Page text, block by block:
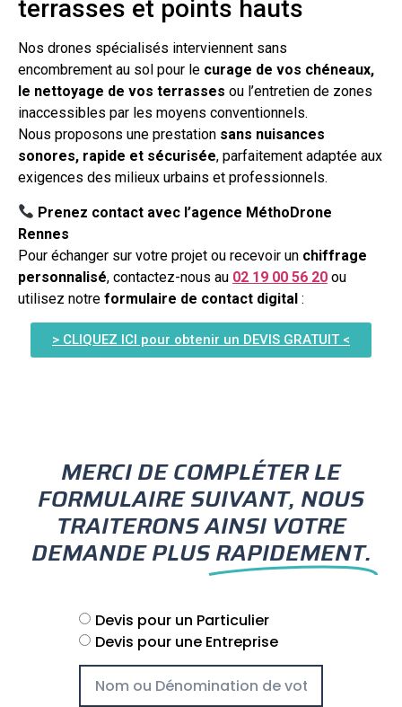
terrasses et points hauts
Nos drones spécialisés interviennent sans
encombrement au sol pour le curage de vos chéneaux,
le nettoyage de vos terrasses ou l’entretien de zones
inaccessibles par les moyens conventionnels.
Nous proposons une prestation sans nuisances
sonores, rapide et sécurisée, parfaitement adaptée aux
exigences des milieux urbains et professionnels.
Prenez contact avec l’agence MéthoDrone
Rennes
Pour échanger sur votre projet ou recevoir un chiffrage
personnalisé, contactez-nous au 02 19 00 56 20 ou
utilisez notre formulaire de contact digital :
> CLIQUEZ ICI pour obtenir un DEVIS GRATUIT <
MERCI DE COMPLÉTER LE
FORMULAIRE SUIVANT, NOUS
TRAITERONS AINSI VOTRE
DEMANDE PLUSRAPIDEMENT.
Devis pour un Particulier
Devis pour une Entreprise